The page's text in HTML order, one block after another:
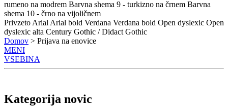
rumeno na modrem Barvna shema 9 - turkizno na črnem Barvna
shema 10 - črno na vijoličnem
Privzeto Arial Arial bold Verdana Verdana bold Open dyslexic Open
dyslexic alta Century Gothic / Didact Gothic
Domov > Prijava na enovice
MENI
VSEBINA
Kategorija novic